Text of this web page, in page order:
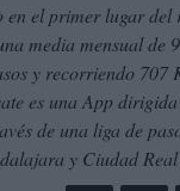
en el primer lugar del
media mensual de
y recorriendo 707
es una App
de una liga de
y Ciudad Real